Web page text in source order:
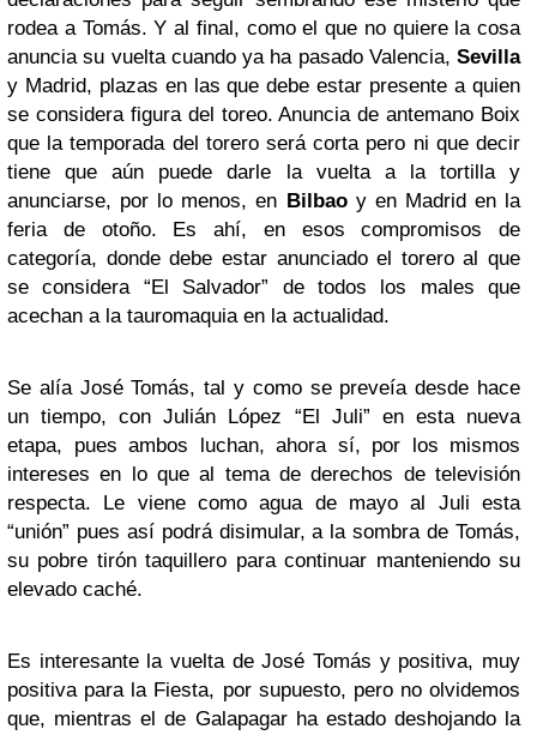
rodea a Tomás. Y al final, como el que no quiere la cosa
anuncia su vuelta cuando ya ha pasado Valencia, Sevilla
y Madrid, plazas en las que debe estar presente a quien
se considera figura del toreo. Anuncia de antemano Boix
que la temporada del torero será corta pero ni que decir
tiene que aún puede darle la vuelta a la tortilla y
anunciarse, por lo menos, en Bilbaoy en Madrid en la
feria de otoño. Es ahí, en esos compromisos de
categoría, donde debe estar anunciado el torero al que
se considera “El Salvador” de todos los males que
acechan a la tauromaquia en la actualidad.
Se alía José Tomás, tal y como se preveía desde hace
un tiempo, con Julián López “El Juli” en esta nueva
etapa, pues ambos luchan, ahora sí, por los mismos
intereses en lo que al tema de derechos de televisión
respecta. Le viene como agua de mayo al Juli esta
“unión” pues así podrá disimular, a la sombra de Tomás,
su pobre tirón taquillero para continuar manteniendo su
elevado caché.
Es interesante la vuelta de José Tomás y positiva, muy
positiva para la Fiesta, por supuesto, pero no olvidemos
que, mientras el de Galapagar ha estado deshojando la